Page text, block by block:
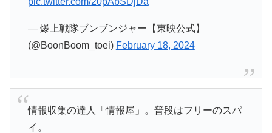
— 爆上戦隊ブンブンジャー【東映公式】
(@BoonBoom_toei) February 18, 2024
情報収集の達人「情報屋」。普段はフリーのスパ
イ。